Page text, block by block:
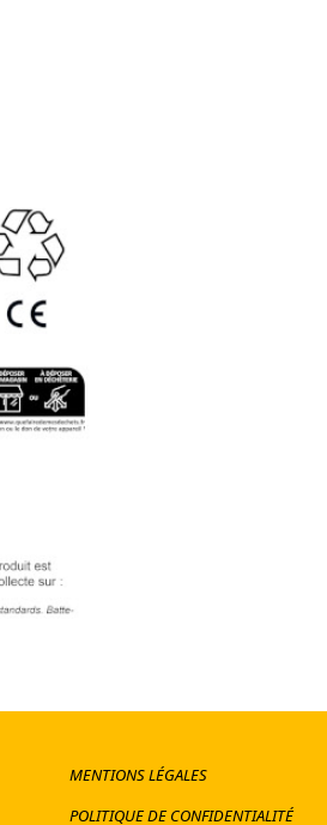
MENTIONS LÉGALES
POLITIQUE DE CONFIDENTIALITÉ